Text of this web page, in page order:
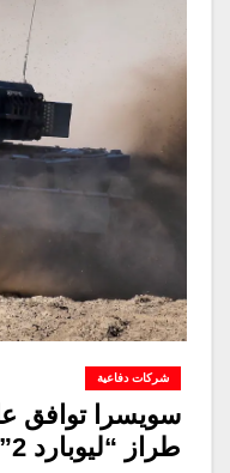
شركات دفاعية
طراز “ليوبارد 2” لألمانيا بشرط